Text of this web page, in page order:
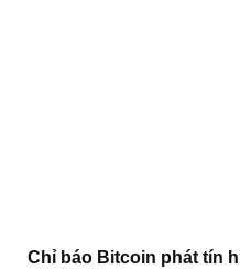
Chỉ báo Bitcoin phát tín